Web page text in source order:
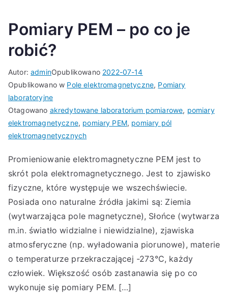
Pomiary PEM – po co je
robić?
Autor:adminOpublikowano 2022-07-14
Opublikowano w Pole elektromagnetyczne, Pomiary
laboratoryjne
Otagowano akredytowane laboratorium pomiarowe, pomiary
elektromagnetyczne, pomiary PEM, pomiary pól
elektromagnetycznych
Promieniowanie elektromagnetyczne PEM jest to
skrót pola elektromagnetycznego. Jest to zjawisko
fizyczne, które występuje we wszechświecie.
Posiada ono naturalne źródła jakimi są: Ziemia
(wytwarzająca pole magnetyczne), Słońce (wytwarza
m.in. światło widzialne i niewidzialne), zjawiska
atmosferyczne (np. wyładowania piorunowe), materie
o temperaturze przekraczającej -273°C, każdy
człowiek. Większość osób zastanawia się po co
wykonuje się pomiary PEM. […]